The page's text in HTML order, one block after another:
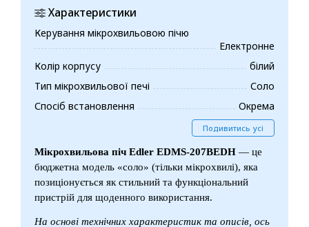
Характеристики
Керування мікрохвильовою пічю
Електронне
Колір корпусу
білий
Тип мікрохвильової печі
Соло
Спосіб встановлення
Окрема
Подивитись усі
Мікрохвильова піч Edler EDMS-207BEDH — це
бюджетна модель «соло» (тільки мікрохвилі), яка
позиціонується як стильний та функціональний
пристрій для щоденного використання.
На основі технічних характеристик та описів, ось